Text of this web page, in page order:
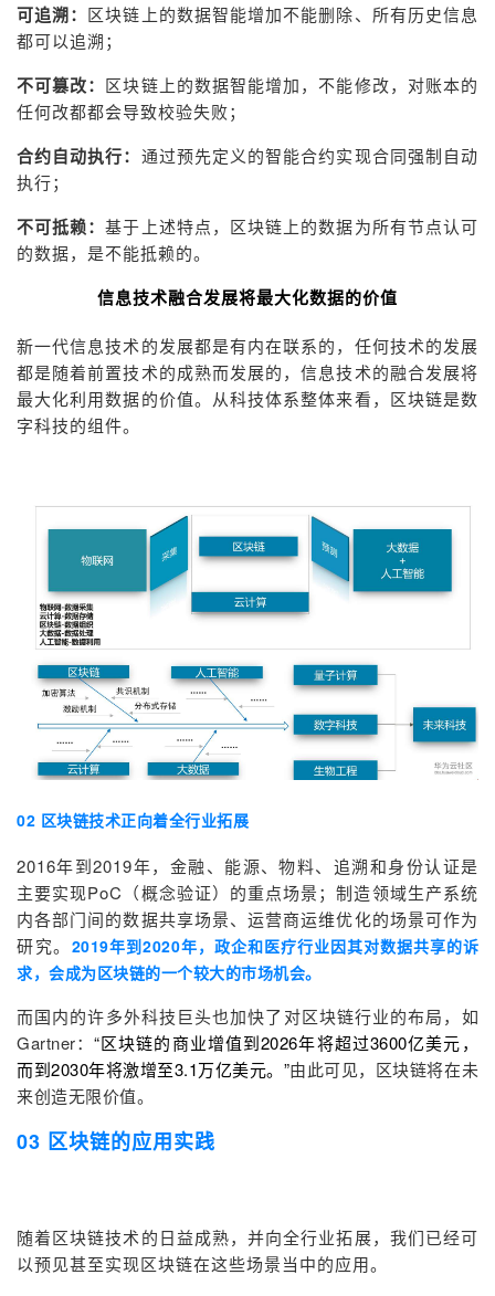
可追溯： 区块链上的数据智能增加不能删除、所有历史信息
都可以追溯；
不可篡改： 区块链上的数据智能增加，不能修改，对账本的
任何改都都会导致校验失败；
合约自动执行： 通过预先定义的智能合约实现合同强制自动
执行；
不可抵赖：基于上述特点，区块链上的数据为所有节点认可
的数据，是不能抵赖的。
信息技术融合发展将最大化数据的价值
新一代信息技术的发展都是有内在联系的，任何技术的发展
都是随着前置技术的成熟而发展的，信息技术的融合发展将
最大化利用数据的价值。从科技体系整体来看，区块链是数
字科技的组件。
02 区块链技术正向着全行业拓展
2016年到2019年，金融、能源、物料、追溯和身份认证是
主要实现PoC（概念验证）的重点场景；制造领域生产系统
内各部门间的数据共享场景、运营商运维优化的场景可作为
研究。 2019年到2020年，政企和医疗行业因其对数据共享的诉
求，会成为区块链的一个较大的市场机会。
而国内的许多外科技巨头也加快了对区块链行业的布局，如
Gartner：“区块链的商业增值到2026年将超过3600亿美元，
而到2030年将激增至3.1万亿美元。”由此可见，区块链将在未
来创造无限价值。
03 区块链的应用实践
随着区块链技术的日益成熟，并向全行业拓展，我们已经可
以预见甚至实现区块链在这些场景当中的应用。